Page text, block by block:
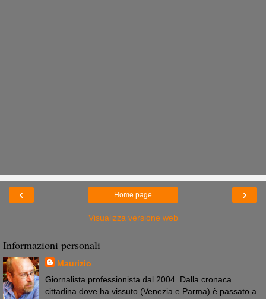
‹ ›
Home page
Visualizza versione web
Informazioni personali
Maurizio
Giornalista professionista dal 2004. Dalla cronaca
cittadina dove ha vissuto (Venezia e Parma) è passato a